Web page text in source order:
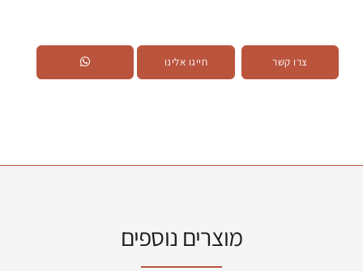
צרו קשר חייגו אלינו
מוצרים נוספים